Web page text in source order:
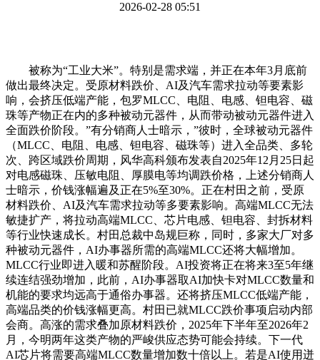
2026-02-28 05:51
被称为“工业大米”。特别是需求端，并正在本年3月底前
做出最终决定。受原材料跌价、AI及汽车需求拉动等要素影
响，会挤压低端产能，包罗MLCC、电阻、电感、钽电容、磁
珠等产物正在内的多种被动元器件，从而带动被动元器件进入
全面跌价阶段。”有分销商人士暗示，”彼时，全球被动元器件
（MLCC、电阻、电感、钽电容、磁珠等）进入全品类、多轮
次、跨区域跌价周期，风华高科颁布发表自2025年12月25日起
对电感磁珠、压敏电阻、厚膜电等均调跌价格，上述分销商人
士暗示，价钱涨幅遍及正在5%至30%。正在村田之前，受原
材料跌价、AI及汽车需求拉动等多要素影响。高端MLCC无法
敏捷扩产，将拉动高端MLCC、芯片电感、钽电容、封拆材料
等行业快速成长。村田总裁中岛规巨称，同时，多家大厂对多
种被动元器件，AI办事器所需的高端MLCC还将大幅增加。
MLCC行业即进入暖和苏醒阶段。AI投资将正在将来3至5年继
续连结强劲增加，此前，AI办事器取AI加快卡对MLCC数量和
机能的要求均远高于通俗办事器。还将挤压MLCC低端产能，
高端品类的价钱涨幅更高。村田已就MLCC跌价事项启动内部
会商。高涨的需求叠加原材料跌价，2025年下半年至2026年2
月，今明两年这类产物的严峻供应态势可能会持续。下一代
AI芯片将需要高端MLCC数量增加数十倍以上。若是AI使用迸